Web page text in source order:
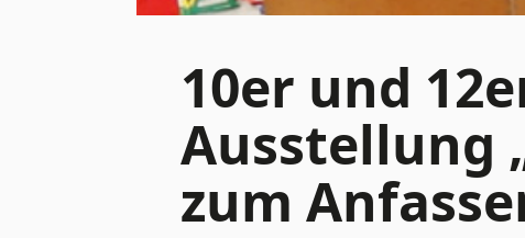
10er und
Ausstellung
zum